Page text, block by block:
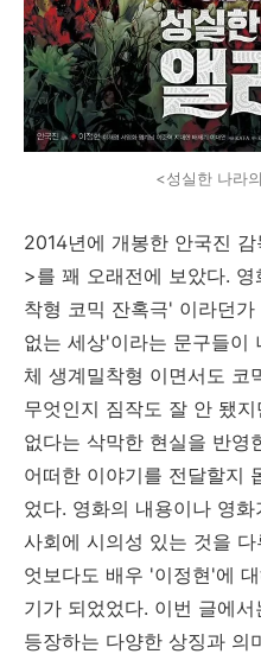
<성실한 나라
2014년에 개봉한 안국진
>를 꽤 오래전에 보았다.
착형 코믹 잔혹극' 이라던
없는 세상'이라는 문구들이
체 생계밀착형 이면서도 코
무엇인지 짐작도 잘 안 됐
없다는 삭막한 현실을 반영
어떠한 이야기를 전달할지
었다. 영화의 내용이나 영
사회에 시의성 있는 것을
엇보다도 배우 '이정현'에
기가 되었었다. 이번 글에
등장하는 다양한 상징과 의